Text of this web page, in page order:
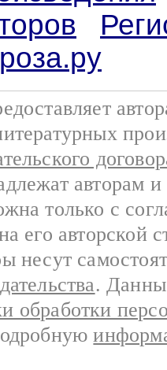
авторам
только с
его авторской
несут
.
обработки